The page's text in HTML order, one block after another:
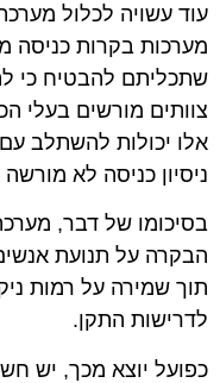
עוד עשויה לכלול
מערכות בקרות כניסה
שתכליתם להבטיח כי
צוותים מורשים בעלי
אלו יכולות להשתלב
ניסיון כניסה לא
בסיכומו של דבר,
הבקרה על תנועת
תוך שמירה על רמות
לדרישות התקן.
כפועל יוצא מכך, יש